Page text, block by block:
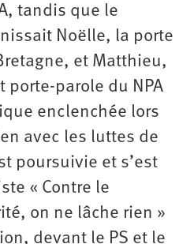
tandis que le
Noëlle, la porte
et Matthieu,
parole du NPA
enclenchée lors
avec les luttes de
poursuivie et s’est
« Contre le
on ne lâche rien »
devant le PS et le